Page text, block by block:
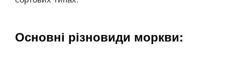
Основні різновиди моркви: